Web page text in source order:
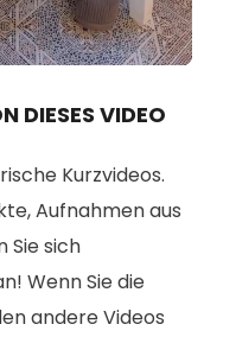
:
DIESES VIDEO
Kurzvideos.
Aufnahmen aus
Sie sich
Wenn Sie die
andere Videos